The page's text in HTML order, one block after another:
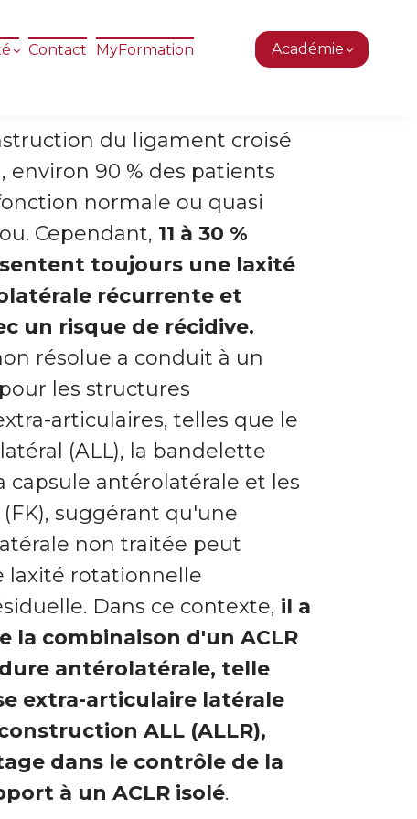
Contact MyFormation Académie
du ligament croisé
environ 90 % des patients
normale ou quasi
Cependant, 11 à 30 %
toujours une laxité
récurrente et
un risque de récidive.
résolue a conduit à un
les structures
articulaires, telles que le
(ALL), la bandelette
capsule antérolatérale et les
suggérant qu'une
non traitée peut
laxité rotationnelle
Dans ce contexte, il a
la combinaison d'un ACLR
antérolatérale, telle
extra-articulaire latérale
ALL (ALLR),
dans le contrôle de la
à un ACLR isolé.